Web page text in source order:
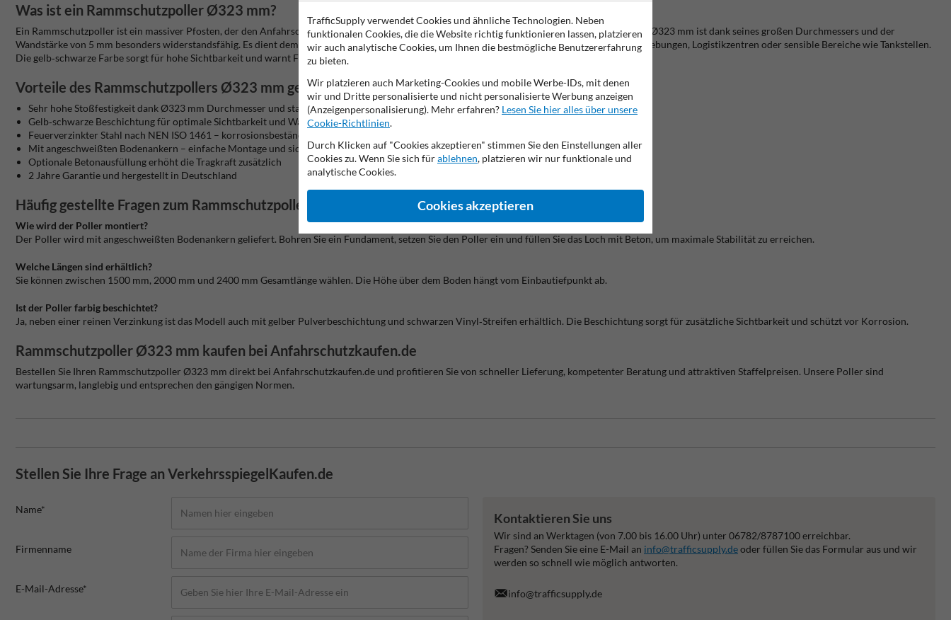
Was ist ein Rammschutzpoller Ø323 mm?
Ein Rammschutzpoller ist ein massiver Pfosten, der den Anfahrschutz von Gebäuden, Maschinen und Verkehrswegen sicherstellt. Das Modell mit Ø323 mm ist dank seines großen Durchmessers und der
Wandstärke von 5 mm besonders widerstandsfähig. Es dient dem Schutz vor Anfahrschäden durch Fahrzeuge und eignet sich für industrielle Umgebungen, Logistikzentren oder sensible Bereiche wie Tankstellen.
Die gelb‑schwarze Farbe sorgt für hohe Sichtbarkeit und warnt Fahrer frühzeitig.
Vorteile des Rammschutzpollers Ø323 mm gelb‑schwarz
Sehr hohe Stoßfestigkeit dank Ø323 mm Durchmesser und stabiler Stahlkonstruktion
Gelb‑schwarze Beschichtung für optimale Sichtbarkeit und Warnwirkung
Feuerverzinkter Stahl nach NEN ISO 1461 – korrosionsbeständig und langlebig
Mit angeschweißten Bodenankern – einfache Montage und sichere Verankerung
Optionale Betonausfüllung erhöht die Tragkraft zusätzlich
2 Jahre Garantie und hergestellt in Deutschland
Häufig gestellte Fragen zum Rammschutzpoller Ø323 mm
Wie wird der Poller montiert?
Der Poller wird mit angeschweißten Bodenankern geliefert. Bohren Sie ein Fundament, setzen Sie den Poller ein und füllen Sie das Loch mit Beton, um maximale Stabilität zu erreichen.
Welche Längen sind erhältlich?
Sie können zwischen 1500 mm, 2000 mm und 2400 mm Gesamtlänge wählen. Die Höhe über dem Boden hängt vom Einbautiefpunkt ab.
Ist der Poller farbig beschichtet?
Ja, neben einer reinen Verzinkung ist das Modell auch mit gelber Pulverbeschichtung und schwarzen Vinyl‑Streifen erhältlich. Die Beschichtung sorgt für zusätzliche Sichtbarkeit und schützt vor Korrosion.
Rammschutzpoller Ø323 mm kaufen bei Anfahrschutzkaufen.de
Bestellen Sie Ihren Rammschutzpoller Ø323 mm direkt bei Anfahrschutzkaufen.de und profitieren Sie von schneller Lieferung, kompetenter Beratung und attraktiven Staffelpreisen. Unsere Poller sind
wartungsarm, langlebig und entsprechen den gängigen Normen.
Stellen Sie Ihre Frage an VerkehrsspiegelKaufen.de
Name*
Firmenname
E-Mail-Adresse*
Kontaktieren Sie uns
Wir sind an Werktagen (von 7.00 bis 16.00 Uhr) unter 06782/8787100 erreichbar.
Fragen? Senden Sie eine E-Mail an info@trafficsupply.deoder füllen Sie das Formular aus und wir
werden so schnell wie möglich antworten.
info@trafficsupply.de
TrafficSupply verwendet Cookies und ähnliche Technologien. Neben
funktionalen Cookies, die die Website richtig funktionieren lassen, platzieren
wir auch analytische Cookies, um Ihnen die bestmögliche Benutzererfahrung
zu bieten.
Wir platzieren auch Marketing-Cookies und mobile Werbe-IDs, mit denen
wir und Dritte personalisierte und nicht personalisierte Werbung anzeigen
(Anzeigenpersonalisierung). Mehr erfahren? Lesen Sie hier alles über unsere
Cookie-Richtlinien.
Durch Klicken auf "Cookies akzeptieren" stimmen Sie den Einstellungen aller
Cookies zu. Wenn Sie sich fürablehnen, platzieren wir nur funktionale und
analytische Cookies.
Cookies akzeptieren